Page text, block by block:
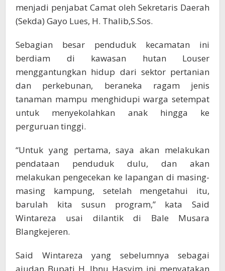
menjadi penjabat Camat oleh Sekretaris Daerah
(Sekda) Gayo Lues, H. Thalib,S.Sos.
Sebagian besar penduduk kecamatan ini
berdiam di kawasan hutan Louser
menggantungkan hidup dari sektor pertanian
dan perkebunan, beraneka ragam jenis
tanaman mampu menghidupi warga setempat
untuk menyekolahkan anak hingga ke
perguruan tinggi.
“Untuk yang pertama, saya akan melakukan
pendataan penduduk dulu, dan akan
melakukan pengecekan ke lapangan di masing-
masing kampung, setelah mengetahui itu,
barulah kita susun program,” kata Said
Wintareza usai dilantik di Bale Musara
Blangkejeren.
Said Wintareza yang sebelumnya sebagai
ajudan Bupati H. Ibnu Hasyim ini menyatakan